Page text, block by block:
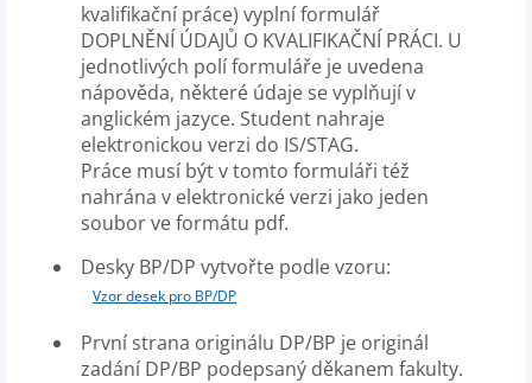
kvalifikační práce) vyplní formulář
DOPLNĚNÍ ÚDAJŮ O KVALIFIKAČNÍ PRÁCI. U
jednotlivých polí formuláře je uvedena
nápověda, některé údaje se vyplňují v
anglickém jazyce. Student nahraje
elektronickou verzi do IS/STAG.
Práce musí být v tomto formuláři též
nahrána v elektronické verzi jako jeden
soubor ve formátu pdf.
Desky BP/DP vytvořte podle vzoru:
Vzor desek pro BP/DP
První strana originálu DP/BP je originál
zadání DP/BP podepsaný děkanem fakulty.